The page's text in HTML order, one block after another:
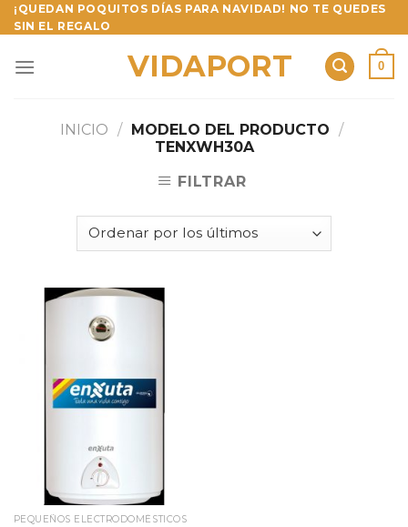
Skip
to
¡QUEDAN POQUITOS DÍAS PARA NAVIDAD! NO TE QUEDES
SIN EL REGALO
VIDAPORT 0
INICIO / MODELO DEL PRODUCTO /
TENXWH30A
FILTRAR
PEQUEÑOS ELECTRODOMÉSTICOS